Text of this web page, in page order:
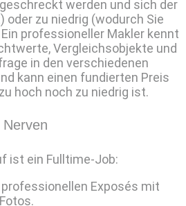
werden und sich der
oder zu niedrig (wodurch Sie
professioneller Makler kennt
Vergleichsobjekte und
in den verschiedenen
kann einen fundierten Preis
hoch noch zu niedrig ist.
ist ein Fulltime-Job:
Exposés mit